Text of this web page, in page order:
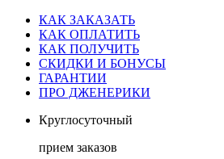
КАК ЗАКАЗАТЬ
КАК ОПЛАТИТЬ
КАК ПОЛУЧИТЬ
СКИДКИ И БОНУСЫ
ГАРАНТИИ
ПРО ДЖЕНЕРИКИ
Круглосуточный
прием заказов